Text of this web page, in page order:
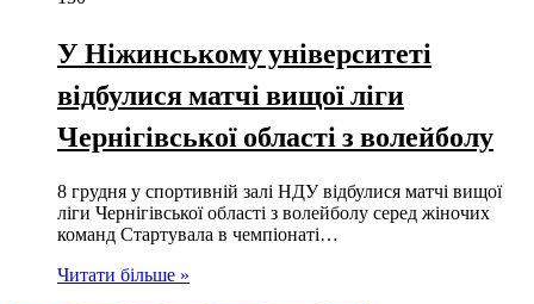
У Ніжинському університеті
відбулися матчі вищої ліги
Чернігівської області з волейболу
8 грудня у спортивній залі НДУ відбулися матчі вищої
ліги Чернігівської області з волейболу серед жіночих
команд Стартувала в чемпіонаті…
Читати більше »